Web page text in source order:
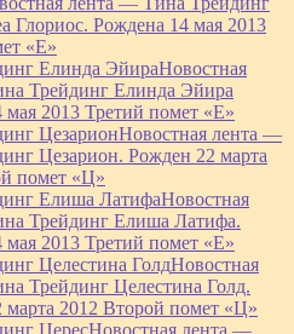
Глориос. Рождена 14 мая 2013
«Е»
Елинда ЭйираНовостная
Трейдинг Елинда Эйира
мая 2013 Третий помет «Е»
ЦезарионНовостная лента —
Цезарион. Рожден 22 марта
помет «Ц»
Елиша ЛатифаНовостная
Трейдинг Елиша Латифа.
мая 2013 Третий помет «Е»
Целестина ГолдНовостная
Трейдинг Целестина Голд.
марта 2012 Второй помет «Ц»
ЦересНовостная лента —